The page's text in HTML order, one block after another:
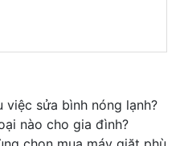
việc sửa bình nóng lạnh?
nào cho gia đình?